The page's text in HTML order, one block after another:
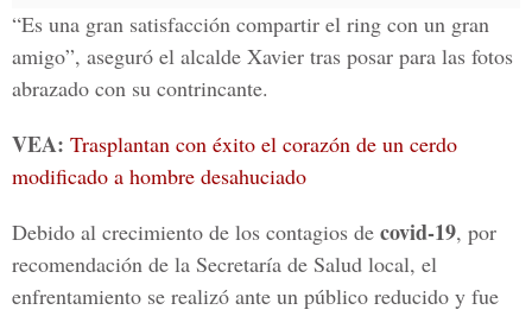
“Es una gran satisfacción compartir el ring con un gran
amigo”, aseguró el alcalde Xavier tras posar para las fotos
abrazado con su contrincante.
VEA: Trasplantan con éxito el corazón de un cerdo
modificado a hombre desahuciado
Debido al crecimiento de los contagios de covid-19, por
recomendación de la Secretaría de Salud local, el
enfrentamiento se realizó ante un público reducido y fue